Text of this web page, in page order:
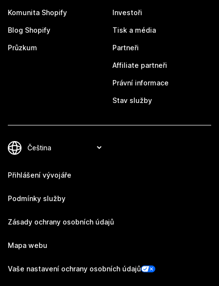
Komunita Shopify
Blog Shopify
Průzkum
Investoři
Tisk a média
Partneři
Affiliate partneři
Právní informace
Stav služby
Přihlášení vývojáře
Podmínky služby
Zásady ochrany osobních údajů
Mapa webu
Vaše nastavení ochrany osobních údajů